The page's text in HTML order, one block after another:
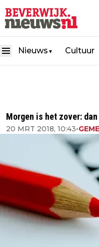
Nieuws ▼ Cultuur
Morgen is het zover:
20 MRT 2018, 10:43•